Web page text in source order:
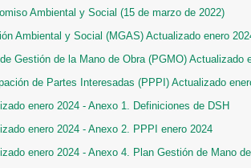
Ambiental y Social (15 de marzo de 2022)
Ambiental y Social (MGAS) Actualizado enero
Gestión de la Mano de Obra (PGMO) Actualizado
de Partes Interesadas (PPPI) Actualizado
enero 2024 - Anexo 1. Definiciones de DSH
enero 2024 - Anexo 2. PPPI enero 2024
enero 2024 - Anexo 4. Plan Gestión de Mano